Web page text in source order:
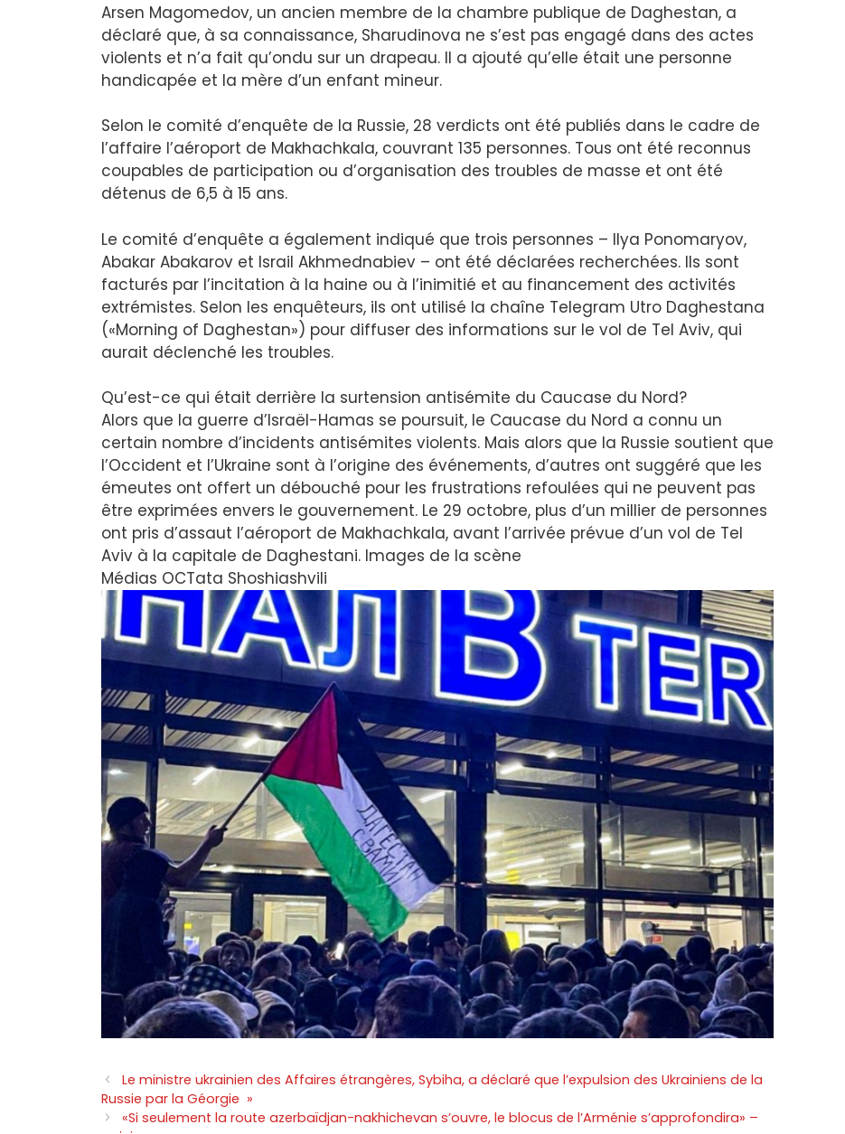
Arsen Magomedov, un ancien membre de la chambre publique de Daghestan, a
déclaré que, à sa connaissance, Sharudinova ne s’est pas engagé dans des actes
violents et n’a fait qu’ondu sur un drapeau. Il a ajouté qu’elle était une personne
handicapée et la mère d’un enfant mineur.
Selon le comité d’enquête de la Russie, 28 verdicts ont été publiés dans le cadre de
l’affaire l’aéroport de Makhachkala, couvrant 135 personnes. Tous ont été reconnus
coupables de participation ou d’organisation des troubles de masse et ont été
détenus de 6,5 à 15 ans.
Le comité d’enquête a également indiqué que trois personnes – Ilya Ponomaryov,
Abakar Abakarov et Israil Akhmednabiev – ont été déclarées recherchées. Ils sont
facturés par l’incitation à la haine ou à l’inimitié et au financement des activités
extrémistes. Selon les enquêteurs, ils ont utilisé la chaîne Telegram Utro Daghestana
(«Morning of Daghestan») pour diffuser des informations sur le vol de Tel Aviv, qui
aurait déclenché les troubles.
Qu’est-ce qui était derrière la surtension antisémite du Caucase du Nord?
Alors que la guerre d’Israël-Hamas se poursuit, le Caucase du Nord a connu un
certain nombre d’incidents antisémites violents. Mais alors que la Russie soutient que
l’Occident et l’Ukraine sont à l’origine des événements, d’autres ont suggéré que les
émeutes ont offert un débouché pour les frustrations refoulées qui ne peuvent pas
être exprimées envers le gouvernement. Le 29 octobre, plus d’un millier de personnes
ont pris d’assaut l’aéroport de Makhachkala, avant l’arrivée prévue d’un vol de Tel
Aviv à la capitale de Daghestani. Images de la scène
Médias OCTata Shoshiashvili
Le ministre ukrainien des Affaires étrangères, Sybiha, a déclaré que l’expulsion des Ukrainiens de la
Russie par la Géorgie »
«Si seulement la route azerbaïdjan-nakhichevan s’ouvre, le blocus de l’Arménie s’approfondira» –